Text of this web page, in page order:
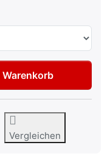
für Ford Javablau
Warenkorb
Vergleichen